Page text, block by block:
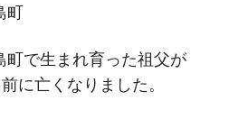
町
町で生まれ育った祖父が
に亡くなりました。